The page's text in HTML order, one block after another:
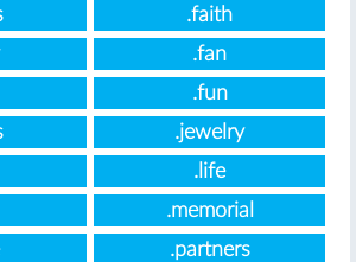
.faith
.fan
.fun
.jewelry
.life
.memorial
.partners